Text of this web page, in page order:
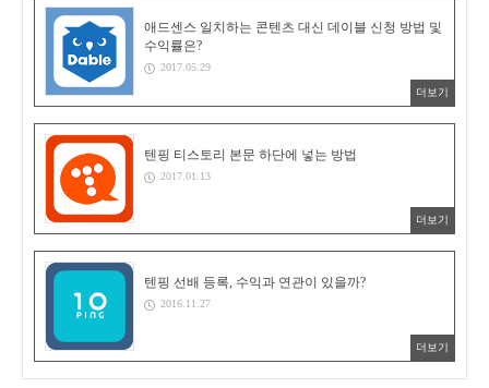
애드센스 일치하는 콘텐츠 대신 데이블 신청 방법 및
수익률은?
2017.05.29
더보기
텐핑 티스토리 본문 하단에 넣는 방법
2017.01.13
더보기
텐핑 선배 등록, 수익과 연관이 있을까?
2016.11.27
더보기